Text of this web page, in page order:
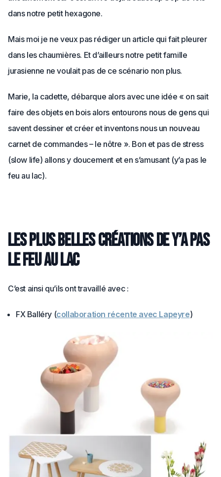
dans notre petit hexagone.
Mais moi je ne veux pas rédiger un article qui fait pleurer
dans les chaumières. Et d’ailleurs notre petit famille
jurasienne ne voulait pas de ce scénario non plus.
Marie, la cadette, débarque alors avec une idée « on sait
faire des objets en bois alors entourons nous de gens qui
savent dessiner et créer et inventons nous un nouveau
carnet de commandes – le nôtre ». Bon et pas de stress
(slow life) allons y doucement et en s’amusant (y’a pas le
feu au lac).
Les plus belles créations de Y’a pas
le feu au lac
C’est ainsi qu’ils ont travaillé avec :
FX Balléry (collaboration récente avec Lapeyre)